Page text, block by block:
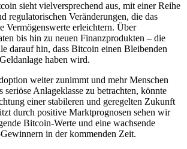
sieht vielversprechend aus, mit einer Reihe
regulatorischen Veränderungen, die das
Vermögenswerte erleichtern. Über
bis hin zu neuen Finanzprodukten – die
darauf hin, dass Bitcoin einen Bleibenden
haben wird.
weiter zunimmt und mehr Menschen
seriöse Anlageklasse zu betrachten, könnte
einer stabileren und geregelten Zukunft
durch positive Marktprognosen sehen wir
Bitcoin-Werte und eine wachsende
in der kommenden Zeit.